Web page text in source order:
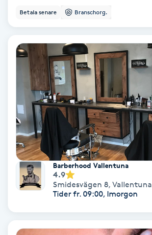
Cryoterapi
Damklippning
Dermapen
Diamantslipning
Enzympeeling
Betala senare Branschorg.
Barberhood Vallentuna
4.9
Smidesvägen 8, Vallentuna
Tider fr. 09:00, Imorgon